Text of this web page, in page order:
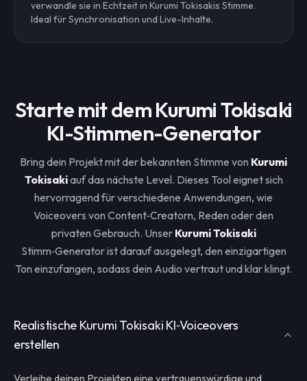
verwandle sie in Echtzeit in Kurumi Tokisakis Stimme.
Ideal für Synchronisation und Live-Inhalte.
Starte mit dem Kurumi Tokisaki
KI-Stimmen-Generator
Bring dein Projekt mit der bekannten Stimme von Kurumi
Tokisakiauf das nächste Level. Dieses Tool eignet sich
hervorragend für verschiedene Anwendungen, wie
Voiceovers von Content‑Creatorn, Reden oder den
privaten Gebrauch. Unser Kurumi Tokisaki
Stimm‑Generator ist darauf ausgelegt, den einzigartigen
Ton einzufangen, sodass dein Audio vertraut und klar klingt.
Realistische Kurumi Tokisaki KI‑Voiceovers
erstellen
Verleihe deinen Projekten eine vertrauenswürdige und